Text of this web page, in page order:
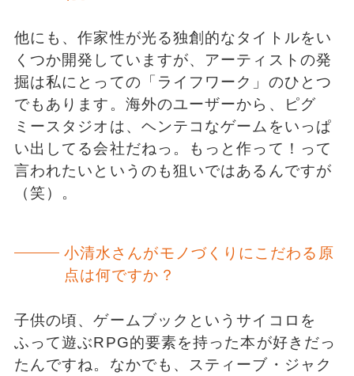
他にも、作家性が光る独創的なタイトルをい
くつか開発していますが、アーティストの発
掘は私にとっての「ライフワーク」のひとつ
でもあります。海外のユーザーから、ピグ
ミースタジオは、ヘンテコなゲームをいっぱ
い出してる会社だねっ。もっと作って！って
言われたいというのも狙いではあるんですが
（笑）。
小清水さんがモノづくりにこだわる原
点は何ですか？
子供の頃、ゲームブックというサイコロを
ふって遊ぶRPG的要素を持った本が好きだっ
たんですね。なかでも、スティーブ・ジャク